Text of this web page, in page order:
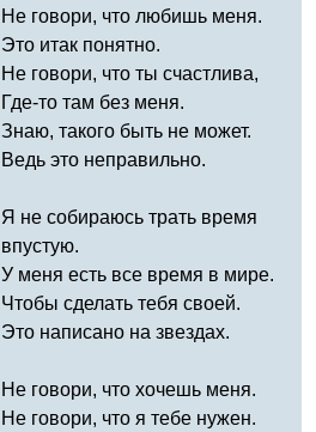
Не говори, что любишь меня.
Это итак понятно.
Не говори, что ты счастлива,
Где-то там без меня.
Знаю, такого быть не может.
Ведь это неправильно.
Я не собираюсь трать время
впустую.
У меня есть все время в мире.
Чтобы сделать тебя своей.
Это написано на звездах.
Не говори, что хочешь меня.
Не говори, что я тебе нужен.